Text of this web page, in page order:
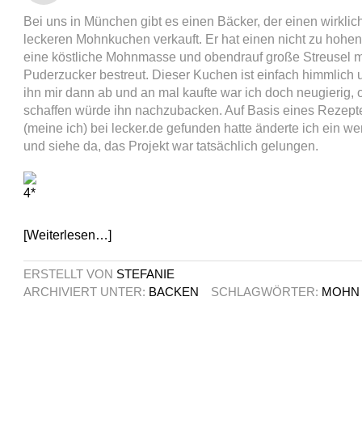
Bei uns in München gibt es einen Bäcker, der einen
leckeren Mohnkuchen verkauft. Er hat einen nicht zu
eine köstliche Mohnmasse und obendrauf große Streusel
Puderzucker bestreut. Dieser Kuchen ist einfach himmlich
ihn mir dann ab und an mal kaufte war ich doch neugierig,
schaffen würde ihn nachzubacken. Auf Basis eines
(meine ich) bei lecker.de gefunden hatte änderte ich ein
und siehe da, das Projekt war tatsächlich gelungen.
[Weiterlesen…]
ERSTELLT VON STEFANIE
ARCHIVIERT UNTER: BACKEN SCHLAGWÖRTER: MOHN